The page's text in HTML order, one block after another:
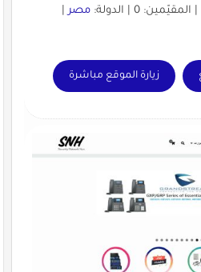
مصر|
زيارة الموقع مباشرة